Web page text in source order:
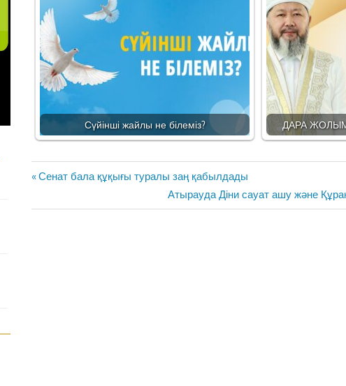
Сүйінші жайлы не білеміз? ДАРА
Жазба
Previous
Сенат бала құқығы туралы заң қабылдады
Next
Post:
Атырауда Діни сауат ашу және